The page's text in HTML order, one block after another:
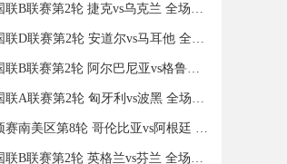
2024年09月11日 欧国联B联赛第2轮 捷克vs乌克兰 全场录像
2024年09月11日 欧国联D联赛第2轮 安道尔vs马耳他 全场录像
2024年09月11日 欧国联B联赛第2轮 阿尔巴尼亚vs格鲁吉亚 全场录像
2024年09月11日 欧国联A联赛第2轮 匈牙利vs波黑 全场录像
2024年09月11日 世预赛南美区第8轮 哥伦比亚vs阿根廷 全场录像
2024年09月11日 欧国联B联赛第2轮 英格兰vs芬兰 全场录像